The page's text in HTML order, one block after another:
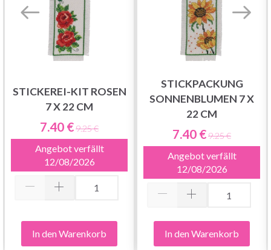
STICKEREI-KIT ROSEN
7 X 22 CM
7.40 €9.25 €
Angebot verfällt
12/08/2026
In den Warenkorb
STICKPACKUNG
SONNENBLUMEN 7 X
22 CM
7.40 €9.25 €
Angebot verfällt
12/08/2026
In den Warenkorb